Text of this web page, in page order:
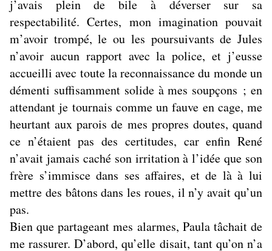
j’avais plein de bile à déverser sur sa
respectabilité. Certes, mon imagination pouvait
m’avoir trompé, le ou les poursuivants de Jules
n’avoir aucun rapport avec la police, et j’eusse
accueilli avec toute la reconnaissance du monde un
démenti suffisamment solide à mes soupçons ; en
attendant je tournais comme un fauve en cage, me
heurtant aux parois de mes propres doutes, quand
ce n’étaient pas des certitudes, car enfin René
n’avait jamais caché son irritation à l’idée que son
frère s’immisce dans ses affaires, et de là à lui
mettre des bâtons dans les roues, il n’y avait qu’un
pas.
Bien que partageant mes alarmes, Paula tâchait de
me rassurer. D’abord, qu’elle disait, tant qu’on n’a